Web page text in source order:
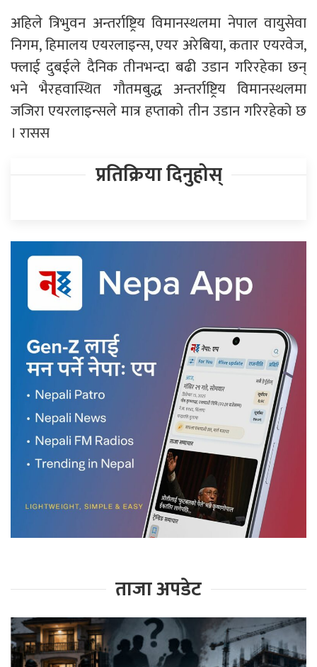
अहिले त्रिभुवन अन्तर्राष्ट्रिय विमानस्थलमा नेपाल वायुसेवा
निगम, हिमालय एयरलाइन्स, एयर अरेबिया, कतार एयरवेज,
फ्लाई दुबईले दैनिक तीनभन्दा बढी उडान गरिरहेका छन्
भने भैरहवास्थित गौतमबुद्ध अन्तर्राष्ट्रिय विमानस्थलमा
जजिरा एयरलाइन्सले मात्र हप्ताको तीन उडान गरिरहेको छ
। रासस
प्रतिक्रिया दिनुहोस्
ताजा अपडेट